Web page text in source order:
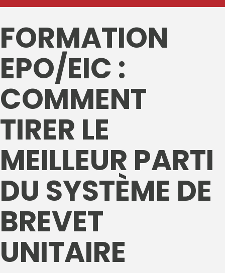
FORMATION
EPO/EIC :
COMMENT
TIRER LE
MEILLEUR PARTI
DU SYSTÈME DE
BREVET
UNITAIRE